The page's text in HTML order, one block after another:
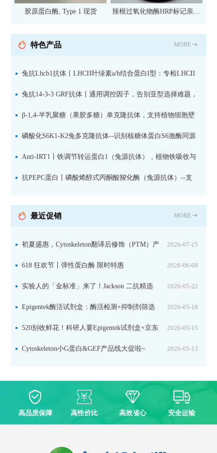
胶原蛋白酶, Type 1 现货
辣根过氧化物酶HRP标记亲和
抗 现货
特色产品 MORE
兔抗Lhcb1抗体丨LHCII叶绿素a/b结合蛋白I型：专检LHCII
中含量丰富的捕光蛋白
兔抗14-3-3 GRF抗体丨通用调控因子，告别亚型选择难题，
全面捕获植物信号转导枢纽蛋白
β-1,4-半乳聚糖（果胶多糖）单克隆抗体，支持植物细胞壁
果胶多糖精细结构解析
磷酸化S6K1-K2兔多克隆抗体--识别核糖体蛋白S6激酶同源
蛋白1-2的激活状态
Anti-IRT1丨铁调节转运蛋白1（兔源抗体），植物铁吸收与
微量元素代谢研究的关键工具
抗PEPC蛋白丨磷酸烯醇式丙酮酸羧化酶（兔源抗体）--支
最近促销 MORE
2026-07-15
初夏盛惠，Cytoskeleton翻译后修饰（PTM）产
品线放价啦！ 2026-06-08
618 狂欢节丨弹性蛋白酶 限时特惠
2026-05-22
实验人的「金标准」来了！Jackson 二抗精选
限时一口价，手慢无！ 2026-05-18
Epigentek酶活试剂盒：酶活检测+抑制剂筛选
双赋能，下单即赠京东卡 2026-05-15
520别收鲜花！科研人要Epigentek试剂盒+京东
卡！ 2026-05-13
Cytoskeleton小G蛋白&GEF产品线大促啦~
高品质保障 高性价比 高效省心 安全运输